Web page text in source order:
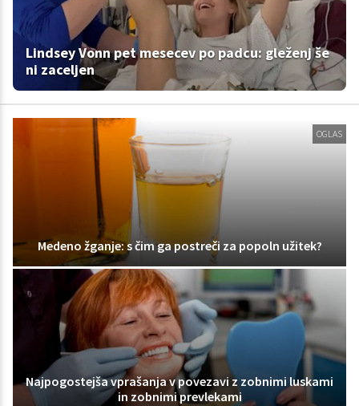
Lindsey Vonn pet mesecev po padcu: gleženj še
ni zaceljen
OGLAS
Medeno žganje: s čim ga postreči za popoln užitek?
Najpogostejša vprašanja v povezavi z zobnimi luskami
in zobnimi prevlekami